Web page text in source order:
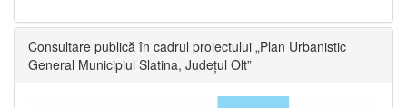
Consultare publică în cadrul proiectului „Plan Urbanistic
General Municipiul Slatina, Județul Olt”